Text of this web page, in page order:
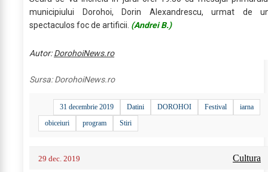
municipiului Dorohoi, Dorin Alexandrescu, urmat de
spectaculos foc de artificii. (Andrei B.)
Autor:DorohoiNews.ro
Sursa:DorohoiNews.ro
31 decembrie 2019 Datini DOROHOI Festival
iarna
obiceiuri
program Stiri
29 dec. 2019 Cultura